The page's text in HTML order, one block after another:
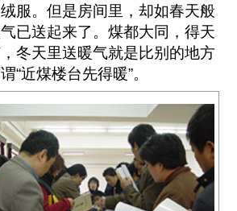
服。但是房间里，却如春天般
已送起来了。煤都大同，得天
冬天里送暖气就是比别的地方
“近煤楼台先得暖”。